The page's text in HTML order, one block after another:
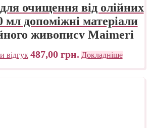
для очищення від олійних
мл допоміжні матеріали
живопису Maimeri
Італія
відгук 487,00 грн. Докладніше